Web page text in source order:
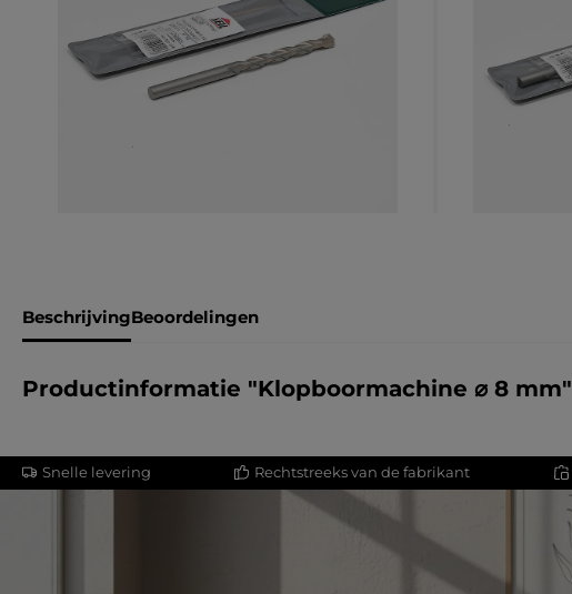
BeschrijvingBeoordelingen
Productinformatie "Klopboormachine ⌀ 8 mm"
Snelle levering Rechtstreeks van de fabrikant